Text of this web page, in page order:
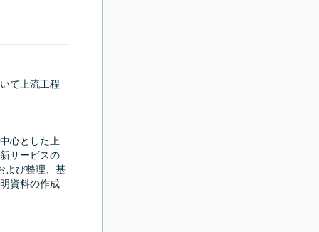
て上流工程
心とした上
サービスの
よび整理、基
資料の作成